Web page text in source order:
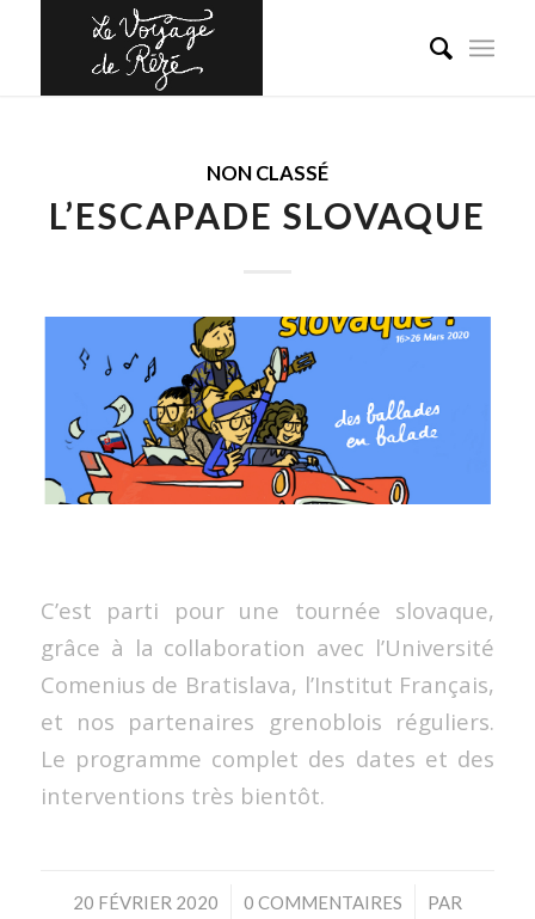
NON CLASSÉ
L’ESCAPADE SLOVAQUE
C’est parti pour une tournée slovaque,
grâce à la collaboration avec l’Université
Comenius de Bratislava, l’Institut Français,
et nos partenaires grenoblois réguliers.
Le programme complet des dates et des
interventions très bientôt.
20 FÉVRIER 2020
/ 0 COMMENTAIRES
/
PAR